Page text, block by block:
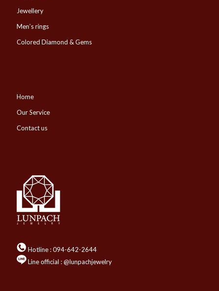
Jewellery
Men’s rings
Colored Diamond & Gems
Home
Our Service
Contact us
Hotline :094-642-2644
Line official : @lunpachjewelry